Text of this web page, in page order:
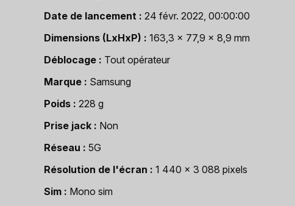
Date de lancement
24 févr. 2022, 00:00:00
Dimensions (LxHxP)
163,3 x 77,9 x 8,9 mm
Déblocage
Tout opérateur
Marque
Samsung
Poids
228 g
Prise jack
Non
Réseau
5G
Résolution de l'écran
1 440 x 3 088 pixels
Sim
Mono sim